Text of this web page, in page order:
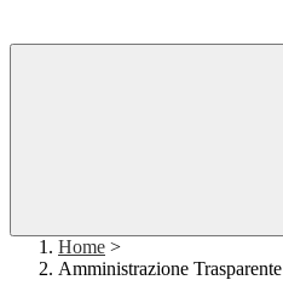
Home >
Amministrazione Trasparente